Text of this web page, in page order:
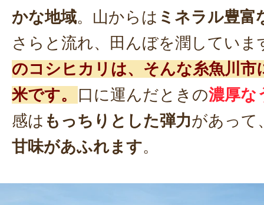
かな地域。山からは ミネラル豊富
さらと流れ、田んぼを潤していま
のコシヒカリは、そんな糸魚川市
米です。
口に運んだときの濃厚な
感は もっちりとした弾力があって
甘味があふれます。